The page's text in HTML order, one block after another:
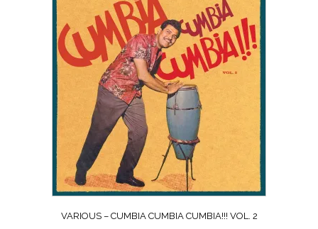
VARIOUS – CUMBIA CUMBIA CUMBIA!!! VOL. 2